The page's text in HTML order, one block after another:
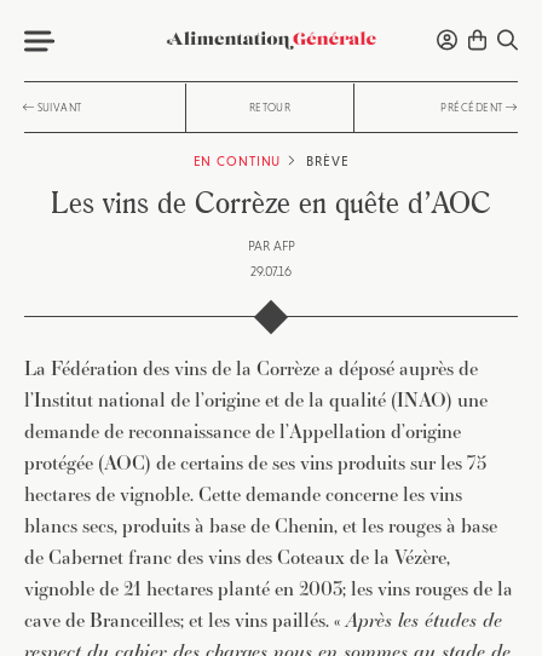
SUIVANT RETOUR PRÉCÉDENT
EN CONTINU BRÈVE
Les vins de Corrèze en quête d’AOC
PAR AFP
29.07.16
La Fédération des vins de la Corrèze a déposé auprès de
l’Institut national de l’origine et de la qualité (INAO) une
demande de reconnaissance de l’Appellation d’origine
protégée (AOC) de certains de ses vins produits sur les 75
hectares de vignoble. Cette demande concerne les vins
blancs secs, produits à base de Chenin, et les rouges à base
de Cabernet franc des vins des Coteaux de la Vézère,
vignoble de 21 hectares planté en 2003; les vins rouges de la
cave de Branceilles; et les vins paillés. «Après les études de